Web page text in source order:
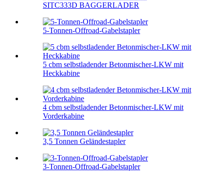
SITC333D BAGGERLADER
5-Tonnen-Offroad-Gabelstapler
5 cbm selbstladender Betonmischer-LKW mit
Heckkabine
4 cbm selbstladender Betonmischer-LKW mit
Vorderkabine
3,5 Tonnen Geländestapler
3-Tonnen-Offroad-Gabelstapler